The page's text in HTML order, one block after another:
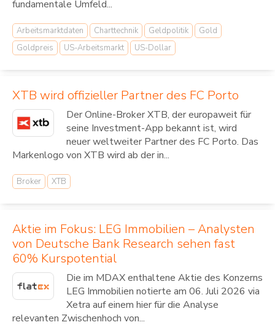
fundamentale Umfeld...
Arbeitsmarktdaten Charttechnik Geldpolitik
Gold
Goldpreis
US-Arbeitsmarkt US-Dollar
XTB wird offizieller Partner des FC Porto
Der Online-Broker XTB, der europaweit für
seine Investment-App bekannt ist, wird
neuer weltweiter Partner des FC Porto. Das
Markenlogo von XTB wird ab der in...
Broker XTB
Aktie im Fokus: LEG Immobilien – Analysten
von Deutsche Bank Research sehen fast
60% Kurspotential
Die im MDAX enthaltene Aktie des Konzerns
LEG Immobilien notierte am 06. Juli 2026 via
Xetra auf einem hier für die Analyse
relevanten Zwischenhoch von...